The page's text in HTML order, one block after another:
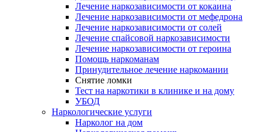
Лечение наркозависимости от кокаина
Лечение наркозависимости от мефедрона
Лечение наркозависимости от солей
Лечение спайсовой наркозависимости
Лечение наркозависимости от героина
Помощь наркоманам
Принудительное лечение наркомании
Снятие ломки
Тест на наркотики в клинике и на дому
УБОД
Наркологические услуги
Нарколог на дом